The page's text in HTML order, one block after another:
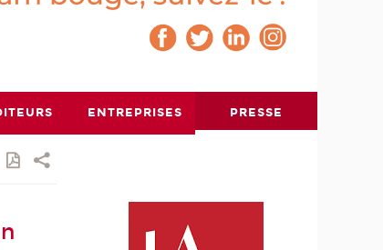
ENTREPRISES PRESSE